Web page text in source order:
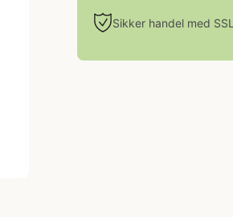
Sikker handel med SSL